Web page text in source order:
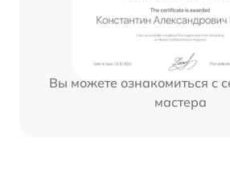
Вы можете ознакомиться с
мастера